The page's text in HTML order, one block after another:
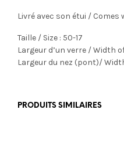
Livré avec son étui / Comes
Taille / Size : 50-17
Largeur d’un verre / Width
Largeur du nez (pont)/
PRODUITS SIMILAIRES